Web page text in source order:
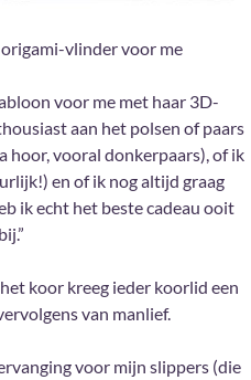
vlinder voor me
voor me met haar 3D-
aan het polsen of paars
hoor, vooral donkerpaars), of ik
en of ik nog altijd graag
ik echt het beste cadeau ooit
koor kreeg ieder koorlid een
van manlief.
voor mijn slippers (die